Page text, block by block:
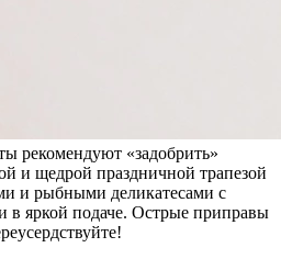
рекомендуют «задобрить»
и щедрой праздничной трапезой
и рыбными деликатесами с
в яркой подаче. Острые приправы